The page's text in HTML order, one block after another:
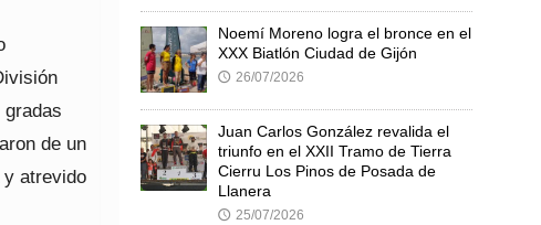
de un
y atrevido
Noemí Moreno logra el bronce en el
XXX Biatlón Ciudad de Gijón
🕔 26/07/2026
Juan Carlos González revalida el
triunfo en el XXII Tramo de Tierra
Cierru Los Pinos de Posada de
Llanera
🕔 25/07/2026